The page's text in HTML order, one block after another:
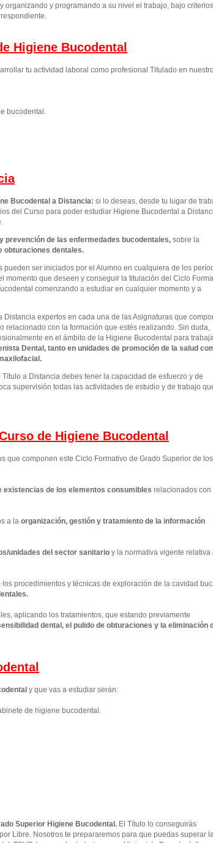
y programando a su nivel el trabajo, bajo
Higiene Bucodental
tu actividad laboral como profesional Titulado en
bucodental.
Bucodental a Distancia: si lo deseas, desde tu lugar de
del Curso para poder estudiar Higiene Bucodental a
prevención de las enfermedades bucodentales, sobre la
obturaciones dentales.
pueden ser iniciados por el Alumno en cualquiera de los
que deseen y conseguir la titulación del Ciclo
comenzando a estudiar en cualquier momento y a
expertos en cada una de las Asignaturas que
con la formación que estés realizando. Sin duda,
en el ámbito de la Higiene Bucodental para
Dental, tanto en unidades de promoción de la salud
a Distancia debes tener la capacidad de esfuerzo y de
supervisión todas las actividades de estudio y de trabajo
de Higiene Bucodental
que componen este Ciclo Formativo de Grado Superior de los
de los elementos consumibles relacionados con
a la organización, gestión y tratamiento de la información
unidades del sector sanitario y la normativa vigente relativa
procedimientos y técnicas de exploración de la cavidad
aplicando los tratamientos, que estando previamente
dental, el pulido de obturaciones y la eliminación
y que vas a estudiar serán:
de higiene bucodental.
Superior Higiene Bucodental. El Título lo conseguirás
Libre. Nosotros te prepararemos para que puedas superar